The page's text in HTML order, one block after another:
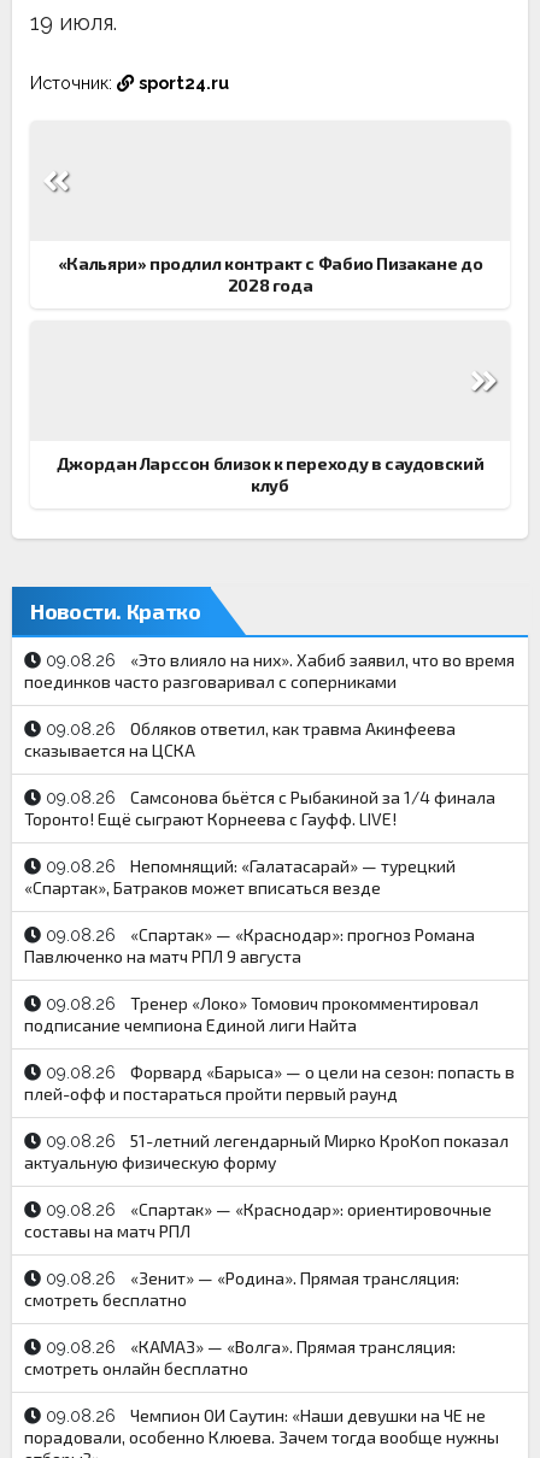
19 июля.
Источник: sport24.ru
по
«Кальяри» продлил контракт с Фабио Пизакане до
2028 года
Джордан Ларссон близок к переходу в саудовский
клуб
Новости. Кратко
09.08.26
«Это влияло на них». Хабиб заявил, что во время
поединков часто разговаривал с соперниками
09.08.26
Обляков ответил, как травма Акинфеева
сказывается на ЦСКА
09.08.26
Самсонова бьётся с Рыбакиной за 1/4 финала
Торонто! Ещё сыграют Корнеева с Гауфф. LIVE!
09.08.26
Непомнящий: «Галатасарай» — турецкий
«Спартак», Батраков может вписаться везде
09.08.26
«Спартак» — «Краснодар»: прогноз Романа
Павлюченко на матч РПЛ 9 августа
09.08.26
Тренер «Локо» Томович прокомментировал
подписание чемпиона Единой лиги Найта
09.08.26
Форвард «Барыса» — о цели на сезон: попасть в
плей-офф и постараться пройти первый раунд
09.08.26
51-летний легендарный Мирко КроКоп показал
актуальную физическую форму
09.08.26
«Спартак» — «Краснодар»: ориентировочные
составы на матч РПЛ
09.08.26
«Зенит» — «Родина». Прямая трансляция:
смотреть бесплатно
09.08.26
«КАМАЗ» — «Волга». Прямая трансляция:
смотреть онлайн бесплатно
09.08.26
Чемпион ОИ Саутин: «Наши девушки на ЧЕ не
порадовали, особенно Клюева. Зачем тогда вообще нужны